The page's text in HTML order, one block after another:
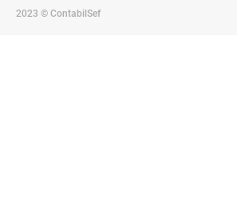
2023 © ContabilSef